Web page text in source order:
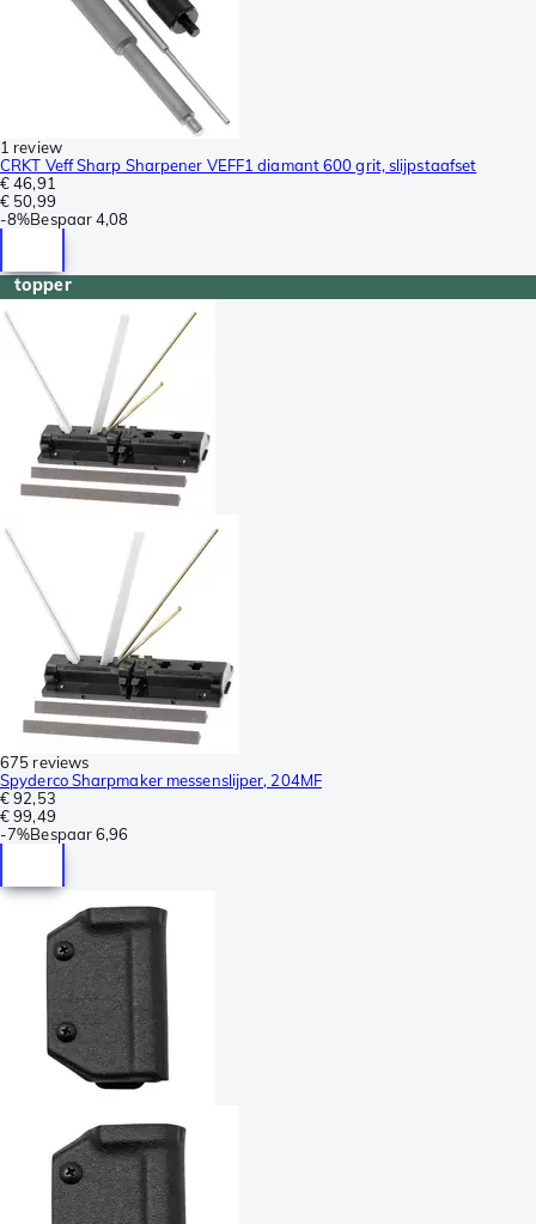
1 review
CRKT Veff Sharp Sharpener VEFF1 diamant 600 grit, slijpstaafset
€ 46,91
€ 50,99
-8%Bespaar4,08
topper
675 reviews
Spyderco Sharpmaker messenslijper, 204MF
€ 92,53
€ 99,49
-7%Bespaar6,96